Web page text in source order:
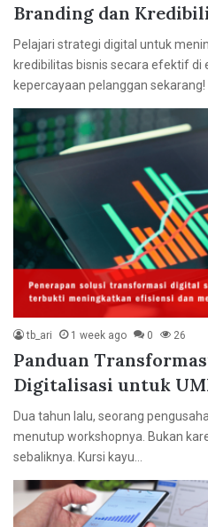
Branding dan
Pelajari strategi digital untuk
kredibilitas bisnis secara efektif di
kepercayaan pelanggan sekarang!
tb_ari 1 week ago 0 26
Panduan
Digitalisasi untuk
Dua tahun lalu, seorang
menutup workshopnya. Bukan
sebaliknya. Kursi kayu…